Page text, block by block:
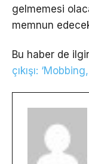
gelmemesi
memnun
Bu haber de
çıkışı: